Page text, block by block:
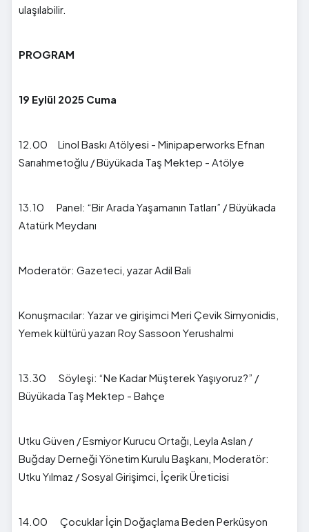
ulaşılabilir.
PROGRAM
19 Eylül 2025 Cuma
12.00 Linol Baskı Atölyesi - Minipaperworks Efnan
Sarıahmetoğlu / Büyükada Taş Mektep - Atölye
13.10 Panel: “Bir Arada Yaşamanın Tatları” / Büyükada
Atatürk Meydanı
Moderatör: Gazeteci, yazar Adil Bali
Konuşmacılar: Yazar ve girişimci Meri Çevik Simyonidis,
Yemek kültürü yazarı Roy Sassoon Yerushalmi
13.30 Söyleşi: “Ne Kadar Müşterek Yaşıyoruz?” /
Büyükada Taş Mektep - Bahçe
Utku Güven / Esmiyor Kurucu Ortağı, Leyla Aslan /
Buğday Derneği Yönetim Kurulu Başkanı, Moderatör:
Utku Yılmaz / Sosyal Girişimci, İçerik Üreticisi
14.00 Çocuklar İçin Doğaçlama Beden Perküsyon